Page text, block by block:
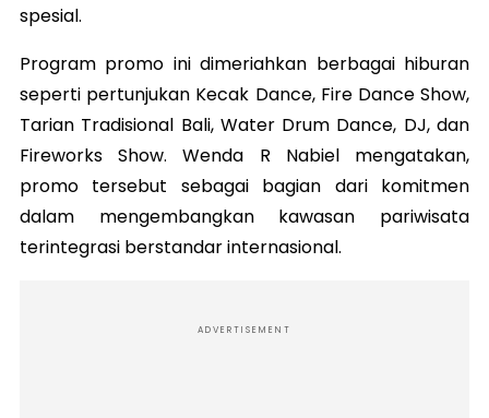
spesial.
Program promo ini dimeriahkan berbagai hiburan
seperti pertunjukan Kecak Dance, Fire Dance Show,
Tarian Tradisional Bali, Water Drum Dance, DJ, dan
Fireworks Show. Wenda R Nabiel mengatakan,
promo tersebut sebagai bagian dari komitmen
dalam mengembangkan kawasan pariwisata
terintegrasi berstandar internasional.
ADVERTISEMENT